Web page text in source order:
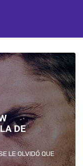
DE
LE OLVIDÓ QUE